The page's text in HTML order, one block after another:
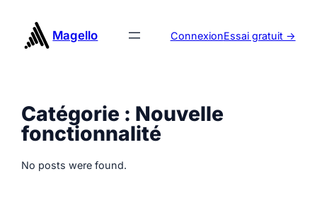
contenu
Magello ConnexionEssai gratuit ->
Catégorie : Nouvelle
fonctionnalité
No posts were found.